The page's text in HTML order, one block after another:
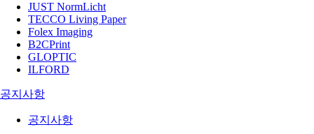
JUST NormLicht
TECCO Living Paper
Folex Imaging
B2CPrint
GLOPTIC
ILFORD
공지사항
공지사항